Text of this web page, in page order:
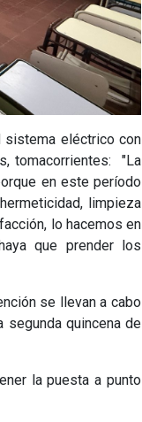
sistema eléctrico con
tomacorrientes: "La
en este período
limpieza
lo hacemos en
que prender los
se llevan a cabo
quincena de
la puesta a punto